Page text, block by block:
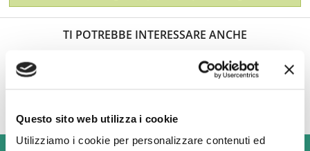
Questo sito web utilizza i cookie
Utilizziamo i cookie per personalizzare contenuti ed
TI POTREBBE INTERESSARE ANCHE